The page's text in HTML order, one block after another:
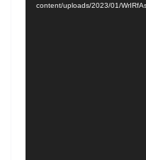
content/uploads/2023/01/